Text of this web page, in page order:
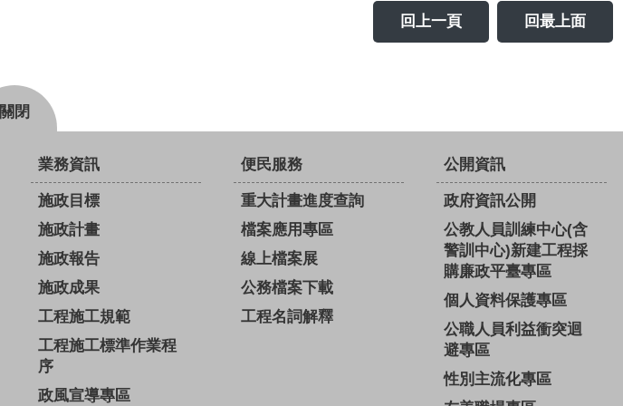
回上一頁
回最上面
關閉
業務資訊
施政目標
施政計畫
施政報告
施政成果
工程施工規範
工程施工標準作業程
序
政風宣導專區
便民服務
重大計畫進度查詢
檔案應用專區
線上檔案展
公務檔案下載
工程名詞解釋
公開資訊
政府資訊公開
公教人員訓練中心(含
警訓中心)新建工程採
購廉政平臺專區
個人資料保護專區
公職人員利益衝突迴
避專區
性別主流化專區